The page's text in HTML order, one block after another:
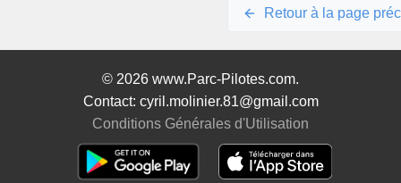
Retour à la page
© 2026 www.Parc-Pilotes.com.
Contact: cyril.molinier.81@gmail.com
Conditions Générales d'Utilisation